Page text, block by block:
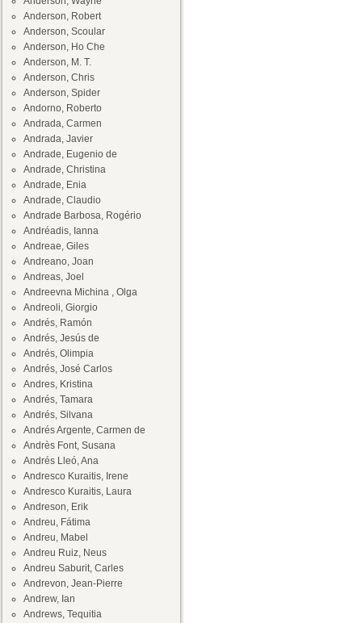
Anderson, Robert
Anderson, Scoular
Anderson, Ho Che
Anderson, M. T.
Anderson, Chris
Anderson, Spider
Andorno, Roberto
Andrada, Carmen
Andrada, Javier
Andrade, Eugenio de
Andrade, Christina
Andrade, Enia
Andrade, Claudio
Andrade Barbosa, Rogério
Andréadis, Ianna
Andreae, Giles
Andreano, Joan
Andreas, Joel
Andreevna Michina , Olga
Andreoli, Giorgio
Andrés, Ramón
Andrés, Jesús de
Andrés, Olimpia
Andrés, José Carlos
Andres, Kristina
Andrés, Tamara
Andrés, Silvana
Andrés Argente, Carmen de
Andrès Font, Susana
Andrés Lleó, Ana
Andresco Kuraitis, Irene
Andresco Kuraitis, Laura
Andreson, Erik
Andreu, Fátima
Andreu, Mabel
Andreu Ruiz, Neus
Andreu Saburit, Carles
Andrevon, Jean-Pierre
Andrew, Ian
Andrews, Tequitia